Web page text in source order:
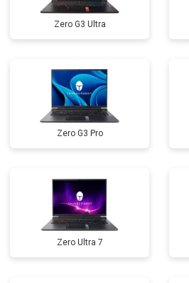
Прошивка BIOS
Замена северного моста
Zero G3 Ultra
Zero G3 Pro
Zero Ultra 7